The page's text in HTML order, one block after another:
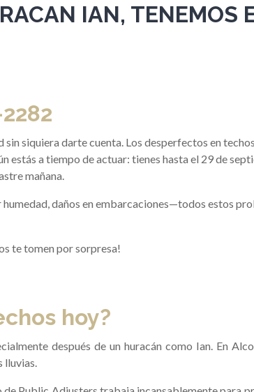
IAN, TENEMOS
siquiera darte cuenta. Los desperfectos en
estás a tiempo de actuar: tienes hasta el 29 de
mañana.
daños en embarcaciones—todos estos
te tomen por sorpresa!
hoy?
después de un huracán como Ian. En
lluvias.